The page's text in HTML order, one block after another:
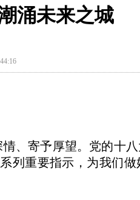
涌未来之城
、寄予厚望。党的十
列重要指示，为我们